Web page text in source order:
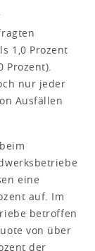
1,0 Prozent
Prozent).
nur jeder
Ausfällen
eine
auf. Im
betroffen
von über
der